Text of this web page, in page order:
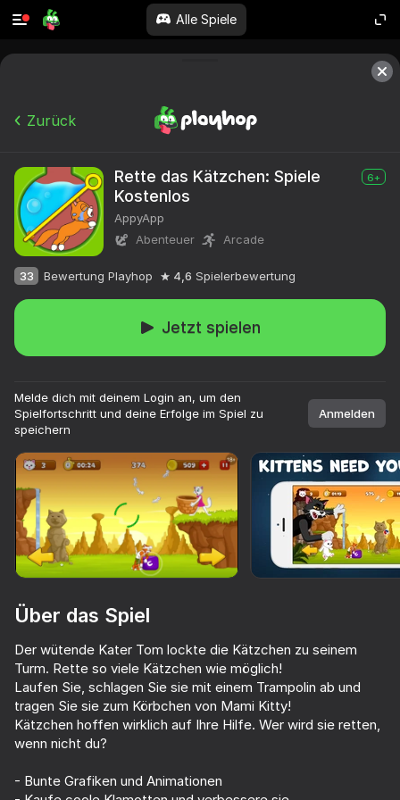
Alle Spiele
Das Spiel unterstützt nur die horizontale
Ausrichtung
SPIELEN
Obby Escape: Gym Arm Wrestling
Wasserschwein Evolution: Klicker
Zurück
Rette das Kätzchen: Spiele
Kostenlos
6+
AppyApp
Abenteuer
Arcade
33 Bewertung Playhop 4,6 Spielerbewertung
Jetzt spielen
Melde dich mit deinem Login an, um den
Spielfortschritt und deine Erfolge im Spiel zu
speichern
Anmelden
Über das Spiel
Der wütende Kater Tom lockte die Kätzchen zu seinem
Turm. Rette so viele Kätzchen wie möglich!
Laufen Sie, schlagen Sie sie mit einem Trampolin ab und
tragen Sie sie zum Körbchen von Mami Kitty!
Kätzchen hoffen wirklich auf Ihre Hilfe. Wer wird sie retten,
wenn nicht du?
- Bunte Grafiken und Animationen